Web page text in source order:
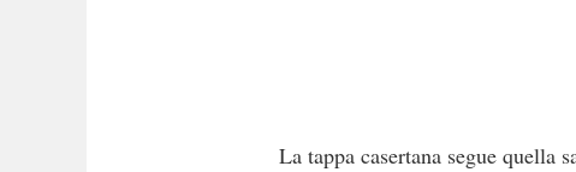
La tappa casertana segue quella